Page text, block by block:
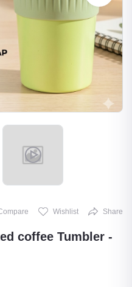
Wishlist Share
coffee Tumbler -